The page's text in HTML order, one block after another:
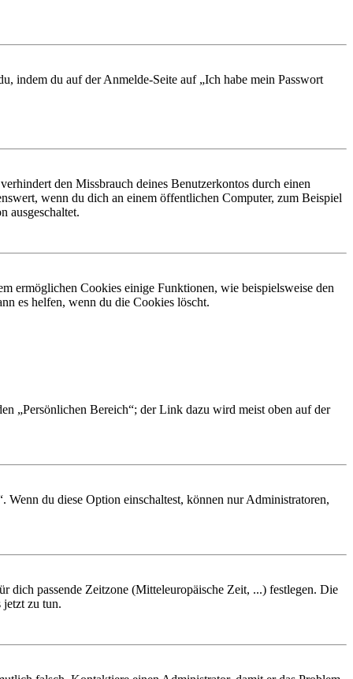
indem du auf der Anmelde-Seite auf „Ich habe mein Passwort
den Missbrauch deines Benutzerkontos durch einen
wenn du dich an einem öffentlichen Computer, zum Beispiel
ausgeschaltet.
ermöglichen Cookies einige Funktionen, wie beispielsweise den
es helfen, wenn du die Cookies löscht.
„Persönlichen Bereich“; der Link dazu wird meist oben auf der
du diese Option einschaltest, können nur Administratoren,
dich passende Zeitzone (Mitteleuropäische Zeit, ...) festlegen. Die
jetzt zu tun.